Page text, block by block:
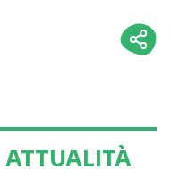
ATTUALITÀ